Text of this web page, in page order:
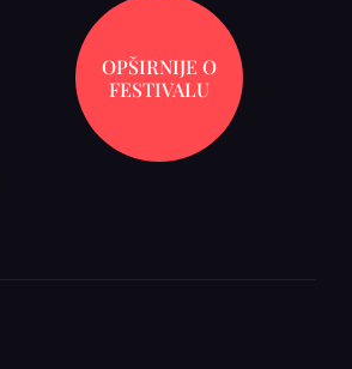
OPŠIRNIJE O
FESTIVALU